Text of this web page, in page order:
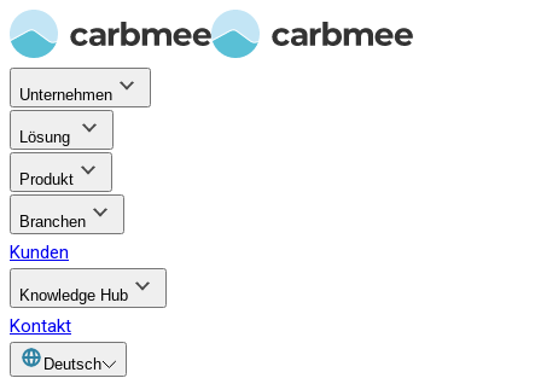
Unternehmen
Lösung
Produkt
Branchen
Kunden
Knowledge Hub
Kontakt
Deutsch